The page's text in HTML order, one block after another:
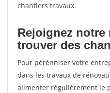
chantiers travaux.
Rejoignez notre
trouver des
Pour pérénniser votre
dans les travaux de
alimenter régulièrement le